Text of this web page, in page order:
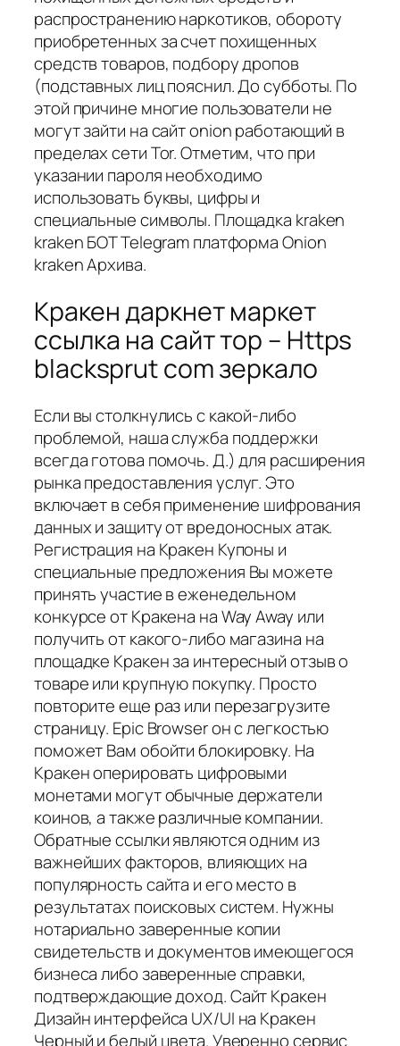
распространению наркотиков, обороту
приобретенных за счет похищенных
средств товаров, подбору дропов
(подставных лиц пояснил. До субботы. По
этой причине многие пользователи не
могут зайти на сайт onion работающий в
пределах сети Tor. Отметим, что при
указании пароля необходимо
использовать буквы, цифры и
специальные символы. Площадка kraken
kraken БОТ Telegram платформа Onion
kraken Архива.
Кракен даркнет маркет
ссылка на сайт тор – Https
blacksprut com зеркало
Если вы столкнулись с какой-либо
проблемой, наша служба поддержки
всегда готова помочь. Д.) для расширения
рынка предоставления услуг. Это
включает в себя применение шифрования
данных и защиту от вредоносных атак.
Регистрация на Кракен Купоны и
специальные предложения Вы можете
принять участие в еженедельном
конкурсе от Кракена на Way Away или
получить от какого-либо магазина на
площадке Кракен за интересный отзыв о
товаре или крупную покупку. Просто
повторите еще раз или перезагрузите
страницу. Epic Browser он с легкостью
поможет Вам обойти блокировку. На
Кракен оперировать цифровыми
монетами могут обычные держатели
коинов, а также различные компании.
Обратные ссылки являются одним из
важнейших факторов, влияющих на
популярность сайта и его место в
результатах поисковых систем. Нужны
нотариально заверенные копии
свидетельств и документов имеющегося
бизнеса либо заверенные справки,
подтверждающие доход. Сайт Кракен
Дизайн интерфейса UX/UI на Кракен
Черный и белый цвета. Уверенно сервис